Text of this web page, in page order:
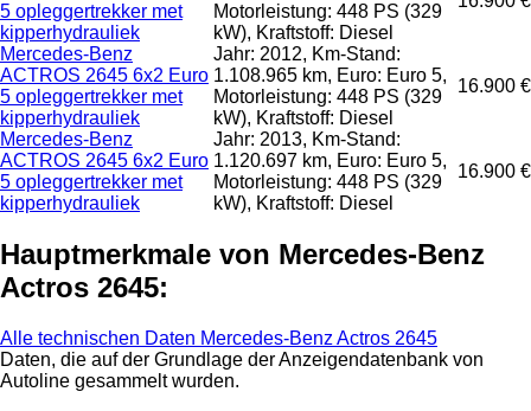
5 opleggertrekker met
kipperhydrauliek
Motorleistung: 448 PS (329
kW), Kraftstoff: Diesel
Mercedes-Benz
ACTROS 2645 6x2 Euro
5 opleggertrekker met
kipperhydrauliek
Jahr: 2012, Km-Stand:
1.108.965 km, Euro: Euro 5,
Motorleistung: 448 PS (329
kW), Kraftstoff: Diesel
16.900 €
Mercedes-Benz
ACTROS 2645 6x2 Euro
5 opleggertrekker met
kipperhydrauliek
Jahr: 2013, Km-Stand:
1.120.697 km, Euro: Euro 5,
Motorleistung: 448 PS (329
kW), Kraftstoff: Diesel
16.900 €
Hauptmerkmale von Mercedes-Benz
Actros 2645:
Alle technischen Daten Mercedes-Benz Actros 2645
Daten, die auf der Grundlage der Anzeigendatenbank von
Autoline gesammelt wurden.